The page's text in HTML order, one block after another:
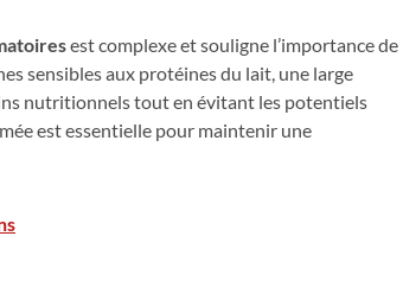
est complexe et souligne l’importance de
sensibles aux protéines du lait, une large
nutritionnels tout en évitant les potentiels
est essentielle pour maintenir une